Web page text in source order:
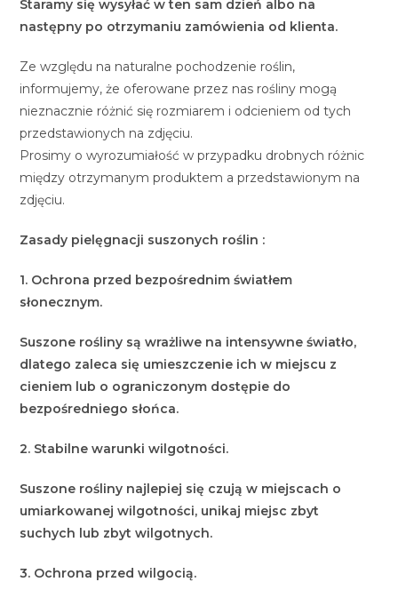
Staramy się wysyłać w ten sam dzień albo na
następny po otrzymaniu zamówienia od klienta.
Ze względu na naturalne pochodzenie roślin,
informujemy, że oferowane przez nas rośliny mogą
nieznacznie różnić się rozmiarem i odcieniem od tych
przedstawionych na zdjęciu.
Prosimy o wyrozumiałość w przypadku drobnych różnic
między otrzymanym produktem a przedstawionym na
zdjęciu.
Zasady pielęgnacji suszonych roślin :
1. Ochrona przed bezpośrednim światłem
słonecznym.
Suszone rośliny są wrażliwe na intensywne światło,
dlatego zaleca się umieszczenie ich w miejscu z
cieniem lub o ograniczonym dostępie do
bezpośredniego słońca.
2. Stabilne warunki wilgotności.
Suszone rośliny najlepiej się czują w miejscach o
umiarkowanej wilgotności, unikaj miejsc zbyt
suchych lub zbyt wilgotnych.
3. Ochrona przed wilgocią.